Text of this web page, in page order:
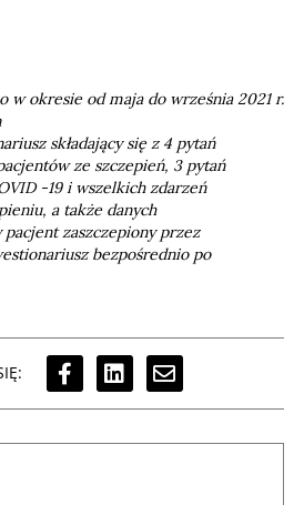
w okresie od maja do września 2021 r.
składający się z 4 pytań
ze szczepień, 3 pytań
-19 i wszelkich zdarzeń
a także danych
zaszczepiony przez
bezpośrednio po